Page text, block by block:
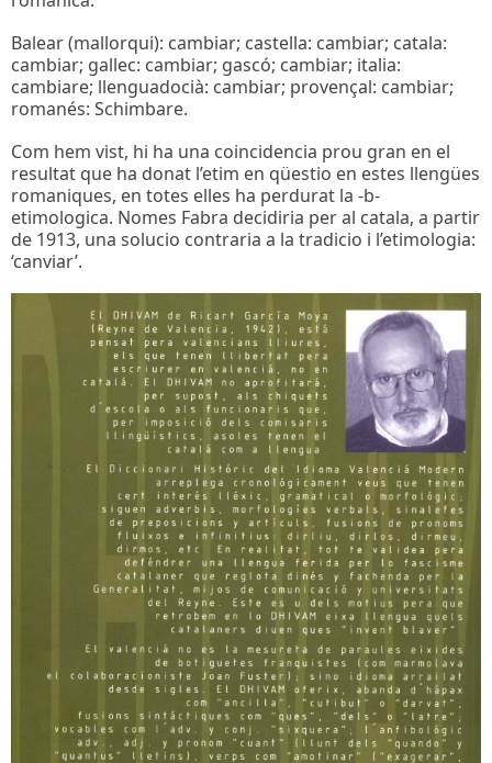
Balear (mallorqui): cambiar; castella: cambiar; catala:
cambiar; gallec: cambiar; gascó; cambiar; italia:
cambiare; llenguadocià: cambiar; provençal: cambiar;
romanés: Schimbare.
Com hem vist, hi ha una coincidencia prou gran en el
resultat que ha donat l’etim en qüestio en estes llengües
romaniques, en totes elles ha perdurat la -b-
etimologica. Nomes Fabra decidiria per al catala, a partir
de 1913, una solucio contraria a la tradicio i l’etimologia:
‘canviar’.